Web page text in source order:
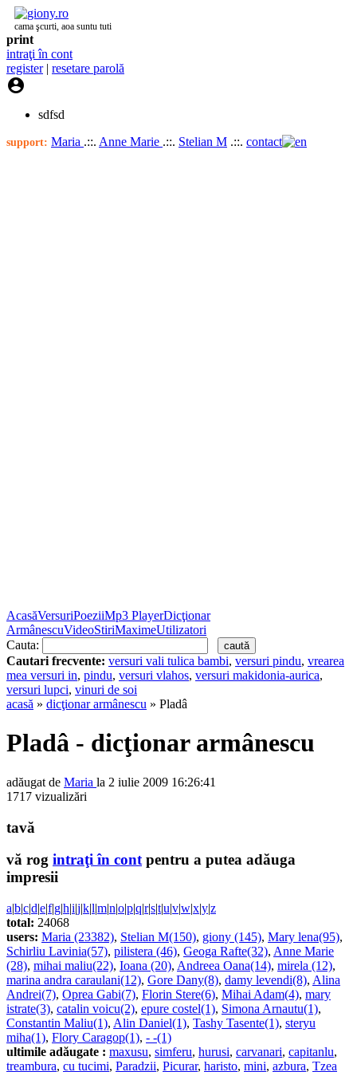
cama şcurti, aoa suntu tuti
print
intraţi în cont
register| resetare parolă

sdfsd
support: Maria .::. Anne Marie .::. Stelian M .::. contact
AcasăVersuriPoeziiMp3 PlayerDicţionar
ArmânescuVideoStiriMaximeUtilizatori
Cauta:
Cautari frecvente: versuri vali tulica bambi, versuri pindu, vrearea
mea versuri in, pindu, versuri vlahos, versuri makidonia-aurica,
versuri lupci, vinuri de soi
acasă » dicţionar armânescu » Pladâ
Pladâ - dicţionar armânescu
adăugat de Maria la 2 iulie 2009 16:26:41
1717 vizualizări
tavă
vă rog intraţi în contpentru a putea adăuga
impresii
a|b|c|d|e|f|g|h|i|j|k|l|m|n|o|p|q|r|s|t|u|v|w|x|y|z
total: 24068
users: Maria (23382), Stelian M(150), giony (145), Mary lena(95),
Schirliu Lavinia(57), pilistera (46), Geoga Rafte(32), Anne Marie
(28), mihai maliu(22), Ioana (20), Andreea Oana(14), mirela (12),
marina andra caraulani(12), Gore Dany(8), damy levendi(8), Alina
Andrei(7), Oprea Gabi(7), Florin Stere(6), Mihai Adam(4), mary
istrate(3), catalin voicu(2), epure costel(1), Simona Arnautu(1),
Constantin Maliu(1), Alin Daniel(1), Tashy Tasente(1), steryu
miha(1), Flory Caragop(1), - -(1)
ultimile adăugate : maxusu, simferu, hurusi, carvanari, capitanlu,
treambura, cu tucimi, Paradzii, Picurar, haristo, mini, azbura, Tzea